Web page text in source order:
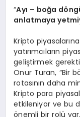
“Ayı – boğa dö
anlatmaya
Kripto
yatırımcıların
geliştirmek
Onur Turan, “Bir
rotasının daha
Kripto para
etkileniyor ve bu
önemli bir rolü